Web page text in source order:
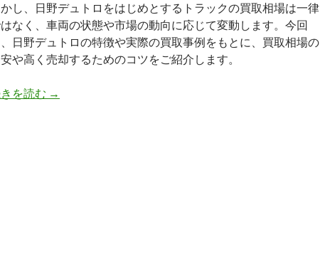
かし、日野デュトロをはじめとするトラックの買取相場は一律
なく、車両の状態や市場の動向に応じて変動します。今回
日野デュトロの特徴や実際の買取事例をもとに、買取相場の
や高く売却するためのコツをご紹介します。
を読む 日
→